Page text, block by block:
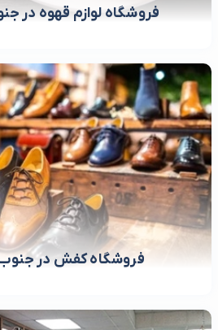
فروشگاه لوازم قهوه در
فروشگاه کفش در